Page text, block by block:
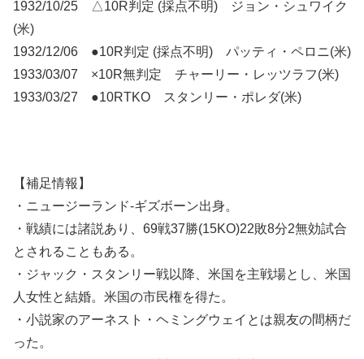
1932/10/25 △10R判定 (採点不明) ジョン・シュワイク
(米)
1932/12/06 ●10R判定 (採点不明) パッティ・ペロニ(米)
1933/03/07 ×10R無判定 チャーリー・レッツラフ(米)
1933/03/27 ●10RTKO スタンリー・ポレダ(米)
【補足情報】
・ニュージーランド-ギズボーン出身。
・戦績には諸説あり、69戦37勝(15KO)22敗8分2無効試合
とされることもある。
・ジャック・スタンリー戦以降、米国を主戦場とし、米国
人女性と結婚。米国の市民権を得た。
・小説家のアーネスト・ヘミングウェイとは親友の間柄だ
った。